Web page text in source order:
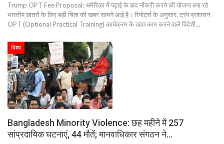
Trump OPT Fee Proposal: अमेरिका में पढ़ाई के बाद नौकरी करने की योजना बना रहे
भारतीय छात्रों के लिए बड़ी चिंता की खबर सामने आई है। रिपोर्ट्स के अनुसार, ट्रंप प्रशासन
OPT (Optional Practical Training) कार्यक्रम के तहत काम करने वाले विदेशी…
विश्व
Bangladesh Minority Violence: छह महीने में 257
सांप्रदायिक घटनाएं, 44 मौतें; मानवाधिकार संगठन ने…